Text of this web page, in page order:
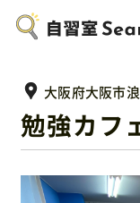
大阪府大阪市
勉強カフ